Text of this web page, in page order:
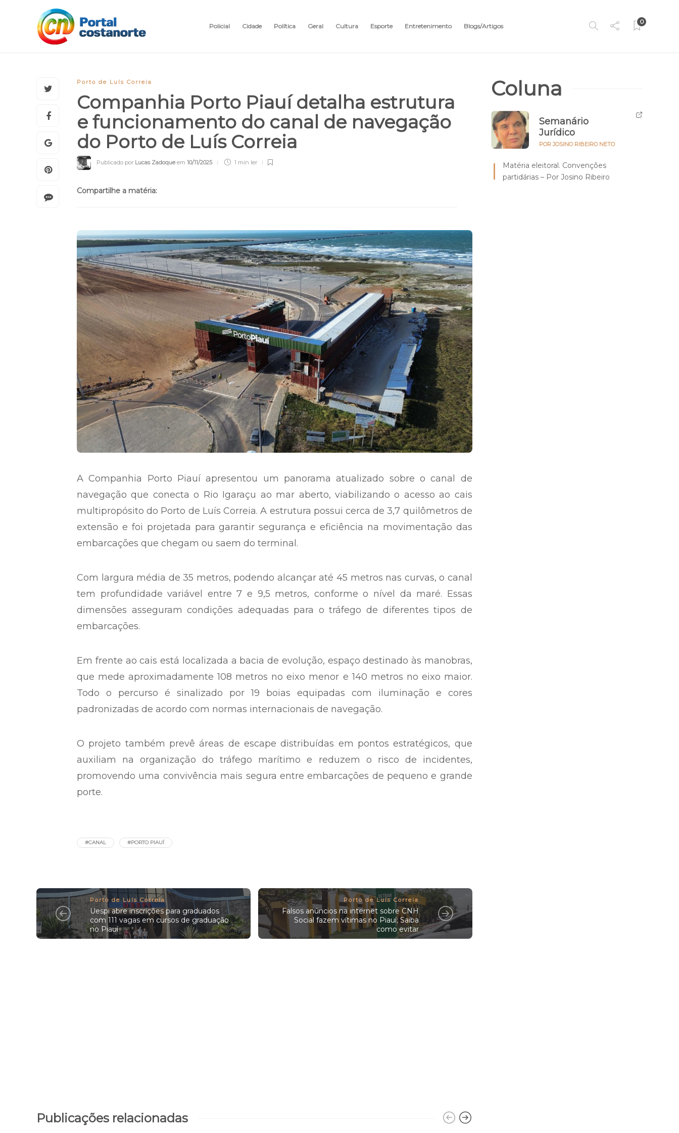
Policial Cidade Política Geral Cultura Esporte Entretenimento Blogs/Artigos
0
Porto de Luís Correia
Companhia Porto Piauí detalha estrutura
e funcionamento do canal de navegação
do Porto de Luís Correia
Publicado por Lucas Zadoqueem 10/11/2025 1 min ler
Compartilhe a matéria:
A Companhia Porto Piauí apresentou um panorama atualizado sobre o canal de
navegação que conecta o Rio Igaraçu ao mar aberto, viabilizando o acesso ao cais
multipropósito do Porto de Luís Correia. A estrutura possui cerca de 3,7 quilômetros de
extensão e foi projetada para garantir segurança e eficiência na movimentação das
embarcações que chegam ou saem do terminal.
Com largura média de 35 metros, podendo alcançar até 45 metros nas curvas, o canal
tem profundidade variável entre 7 e 9,5 metros, conforme o nível da maré. Essas
dimensões asseguram condições adequadas para o tráfego de diferentes tipos de
embarcações.
Em frente ao cais está localizada a bacia de evolução, espaço destinado às manobras,
que mede aproximadamente 108 metros no eixo menor e 140 metros no eixo maior.
Todo o percurso é sinalizado por 19 boias equipadas com iluminação e cores
padronizadas de acordo com normas internacionais de navegação.
O projeto também prevê áreas de escape distribuídas em pontos estratégicos, que
auxiliam na organização do tráfego marítimo e reduzem o risco de incidentes,
promovendo uma convivência mais segura entre embarcações de pequeno e grande
porte.
#CANAL #PORTO PIAUÍ
Porto de Luís Correia
Uespi abre inscrições para graduados
com 111 vagas em cursos de graduação
no Piauí
Porto de Luís Correia
Falsos anúncios na internet sobre CNH
Social fazem vítimas no Piauí; Saiba
como evitar
Publicações relacionadas
Coluna
Semanário
Jurídico
POR JOSINO RIBEIRO NETO
Matéria eleitoral. Convenções
partidárias – Por Josino Ribeiro